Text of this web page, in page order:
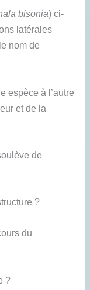
bisonia) ci-
latérales
nom de
espèce à l’autre
et de la
de
?
du
?